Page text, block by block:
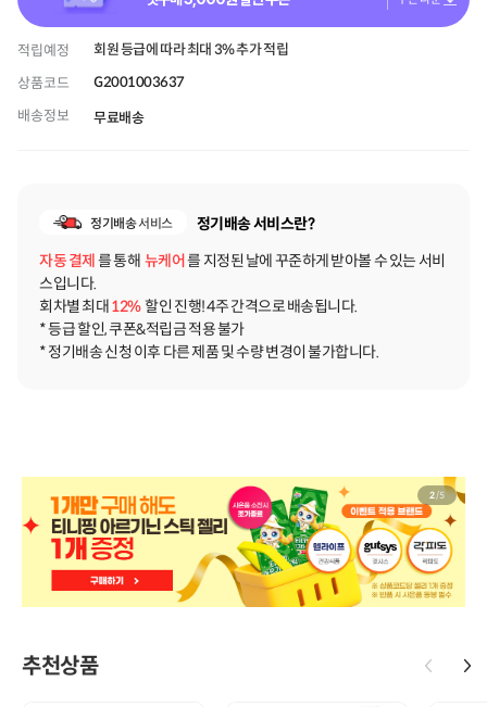
적립예정
회원 등급에 따라 최대 3% 추가 적립
상품코드
G2001003637
배송정보
무료배송
정기배송서비스
정기배송 서비스란?
자동 결제를 통해 뉴케어를 지정된 날에 꾸준하게 받아볼 수 있는 서비
스입니다.
회차별 최대12%할인 진행! 4주 간격으로 배송됩니다.
* 등급 할인, 쿠폰&적립금 적용 불가
* 정기배송 신청 이후 다른 제품 및 수량 변경이 불가합니다.
2/5
추천상품